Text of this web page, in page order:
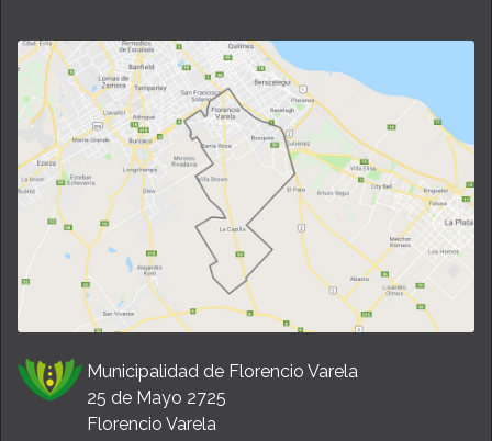
Municipalidad de Florencio Varela
25 de Mayo 2725
Florencio Varela